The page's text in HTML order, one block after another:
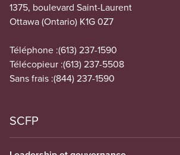
1375, boulevard Saint-Laurent
Ottawa (Ontario) K1G 0Z7
Téléphone :(613) 237-1590
Télécopieur :(613) 237-5508
Sans frais :(844) 237-1590
SCFP